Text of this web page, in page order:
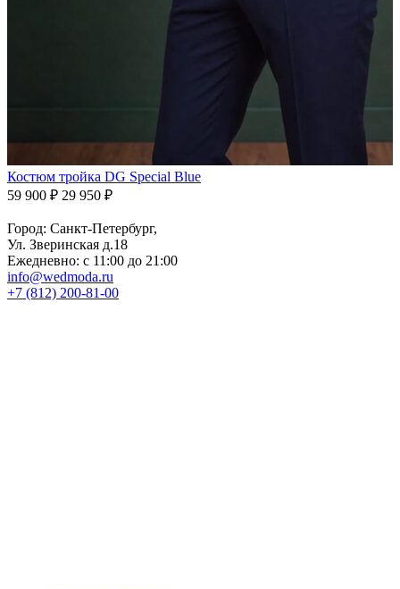
Костюм тройка DG Special Blue
59 900 ₽ 29 950 ₽
Город: Санкт-Петербург,
Ул. Зверинская д.18
Ежедневно: с 11:00 до 21:00
info@wedmoda.ru
+7 (812) 200-81-00